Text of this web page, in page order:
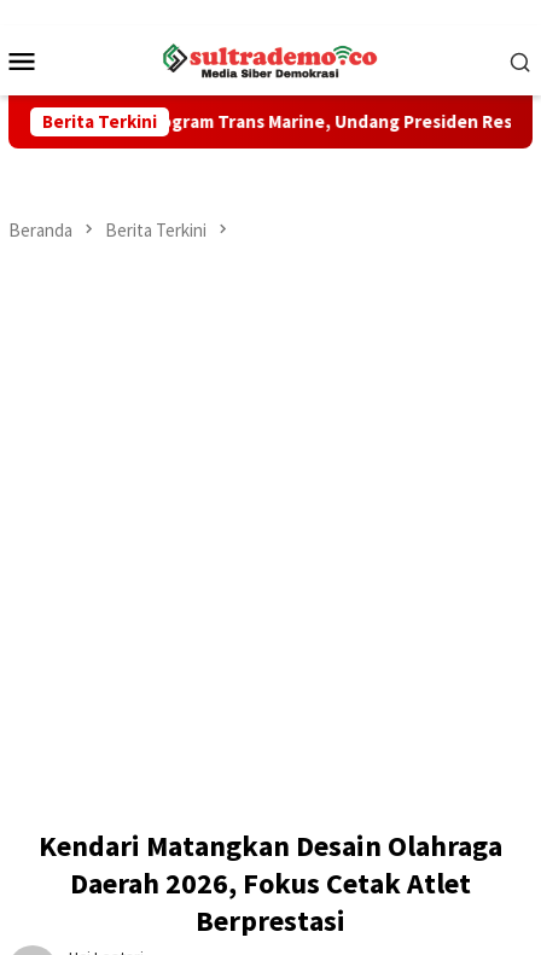
konten
Mobile
Berita Terkini
Program Trans Marine, Undang Presiden Resmikan
Beranda Berita Terkini
Kendari Matangkan Desain Olahraga
Daerah 2026, Fokus Cetak Atlet
Berprestasi